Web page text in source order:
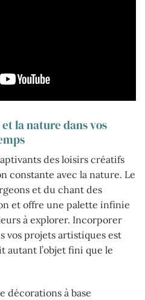
la nature dans vos
des loisirs créatifs
constante avec la nature. Le
et du chant des
et offre une palette infinie
à explorer. Incorporer
vos projets artistiques est
l’objet fini que le
décorations à base